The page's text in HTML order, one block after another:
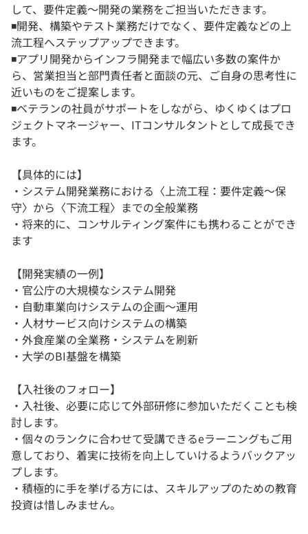
して、要件定義～開発の業務をご担当いただきます。
◾️開発、構築やテスト業務だけでなく、要件定義などの上
流工程へステップアップできます。
◾️アプリ開発からインフラ開発まで幅広い多数の案件か
ら、営業担当と部門責任者と面談の元、ご自身の思考性に
近いものをご提案します。
◾️ベテランの社員がサポートをしながら、ゆくゆくはプロ
ジェクトマネージャー、ITコンサルタントとして成長でき
ます。
【具体的には】
・システム開発業務における〈上流工程：要件定義～保
守〉から〈下流工程〉までの全般業務
・将来的に、コンサルティング案件にも携わることができ
ます
【開発実績の一例】
・官公庁の大規模なシステム開発
・自動車業向けシステムの企画～運用
・人材サービス向けシステムの構築
・外食産業の全業務・システムを刷新
・大学のBI基盤を構築
【入社後のフォロー】
・入社後、必要に応じて外部研修に参加いただくことも検
討します。
・個々のランクに合わせて受講できるeラーニングもご用
意しており、着実に技術を向上していけるようバックアッ
プします。
・積極的に手を挙げる方には、スキルアップのための教育
投資は惜しみません。